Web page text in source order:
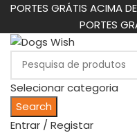
PORTES GRÁTIS ACIMA
PORTES
Selecionar categoria
Search
Entrar / Registar